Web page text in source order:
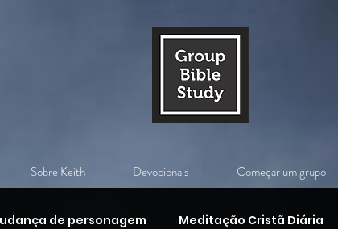
Sobre Keith Devocionais Começar um grupo
de personagem Meditação Cristã Diária